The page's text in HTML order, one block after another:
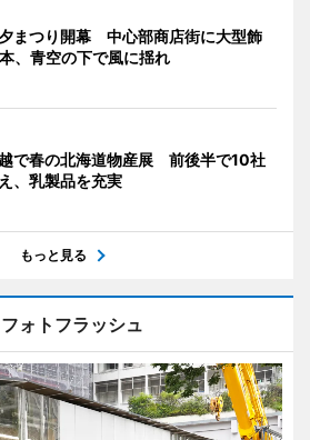
まつり開幕 中心部商店街に大型飾
、青空の下で風に揺れ
で春の北海道物産展 前後半で10社
、乳製品を充実
もっと見る
フォトフラッシュ